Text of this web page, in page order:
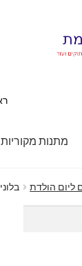
מתנות מקוריות
ליום הולדת